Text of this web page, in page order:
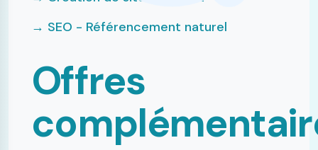
→ SEO - Référencement naturel
Offres